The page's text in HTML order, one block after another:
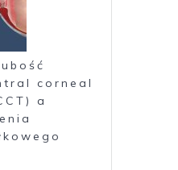
corneal
a